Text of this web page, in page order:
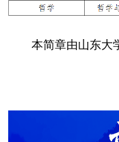
本简章由山东大